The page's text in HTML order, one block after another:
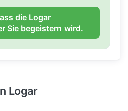
die Logar
Sie begeistern wird.
Logar